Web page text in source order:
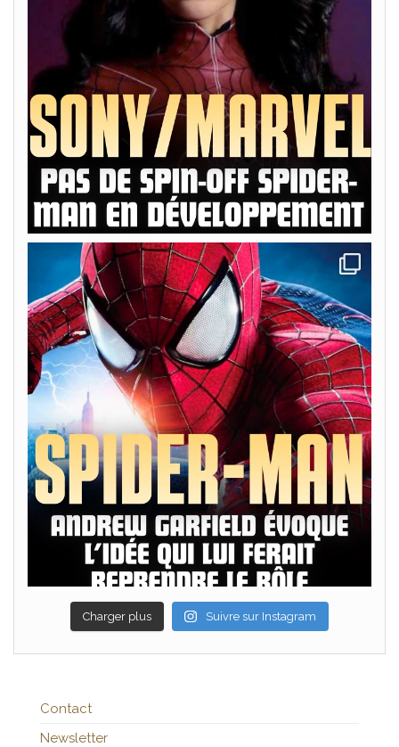
Charger plus Suivre sur Instagram
Contact
Newsletter